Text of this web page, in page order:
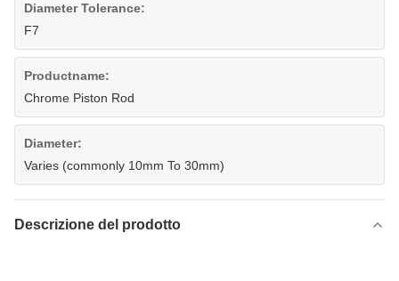
Diameter Tolerance:
F7
Productname:
Chrome Piston Rod
Diameter:
Varies (commonly 10mm To 30mm)
Descrizione del prodotto